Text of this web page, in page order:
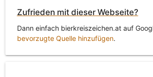
Zufrieden mit dieser Webseite?
Dann einfach bierkreiszeichen.at auf
bevorzugte Quelle hinzufügen.